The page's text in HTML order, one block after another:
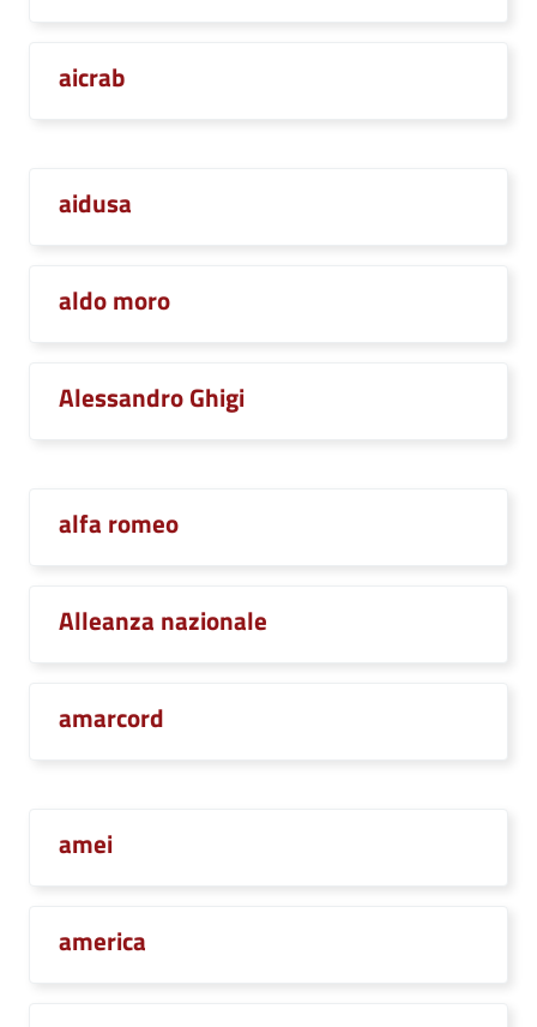
aicrab
aidusa
aldo moro
Alessandro Ghigi
alfa romeo
Alleanza nazionale
amarcord
amei
america